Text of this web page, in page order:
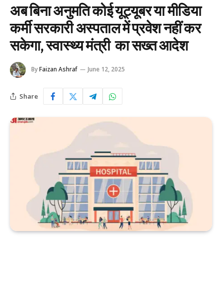
अब बिना अनुमति कोई यूट्यूबर या मीडिया
कर्मी सरकारी अस्पताल में प्रवेश नहीं कर
सकेगा, स्वास्थ्य मंत्री का सख्त आदेश
ByFaizan Ashraf June 12, 2025
Share